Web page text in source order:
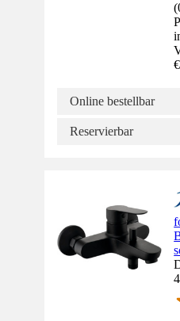
(
€
Online bestellbar
Reservierbar